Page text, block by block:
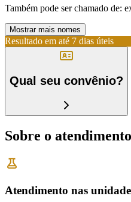
Também pode ser chamado de:
Mostrar mais nomes
Resultado em até 7 dias úteis
Qual seu convênio?
Sobre o atendimento
Atendimento nas